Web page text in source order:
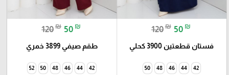
120₪ 50 ₪
فستان قطعتين 3900 كحلي
42
44
46
48
50
120₪ 50 ₪
طقم صيفي 3899 خمري
42
44
46
48
50
52